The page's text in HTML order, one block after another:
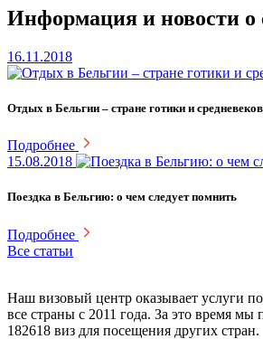
Информация и новости о
16.11.2018
Отдых в Бельгии – стране готики и
Подробнее
15.08.2018
Поездка в Бельгию: о чем следует помнить
Подробнее
Все статьи
Наш визовый центр оказывает услуги
все страны с 2011 года. За это время мы
182618 виз для посещения других стран.